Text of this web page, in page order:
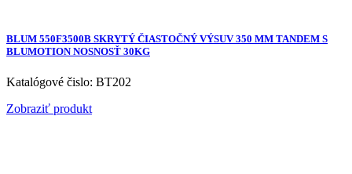
BLUM 550F3500B SKRYTÝ ČIASTOČNÝ VÝSUV 350 MM TANDEM S
BLUMOTION NOSNOSŤ 30KG
Katalógové čislo: BT202
Zobraziť produkt